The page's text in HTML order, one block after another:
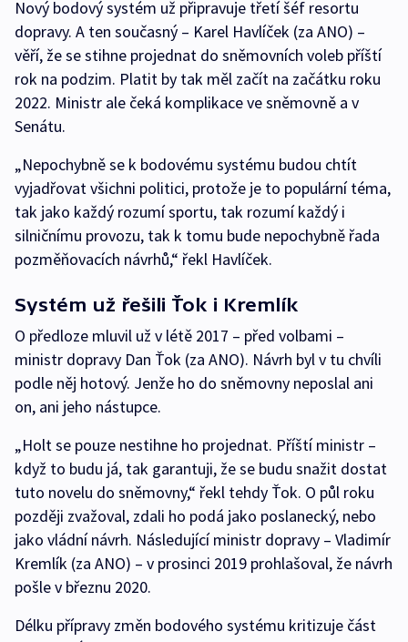
Nový bodový systém už připravuje třetí šéf resortu
dopravy. A ten současný – Karel Havlíček (za ANO) –
věří, že se stihne projednat do sněmovních voleb příští
rok na podzim. Platit by tak měl začít na začátku roku
2022. Ministr ale čeká komplikace ve sněmovně a v
Senátu.
„Nepochybně se k bodovému systému budou chtít
vyjadřovat všichni politici, protože je to populární téma,
tak jako každý rozumí sportu, tak rozumí každý i
silničnímu provozu, tak k tomu bude nepochybně řada
pozměňovacích návrhů,“ řekl Havlíček.
Systém už řešili Ťok i Kremlík
O předloze mluvil už v létě 2017 – před volbami –
ministr dopravy Dan Ťok (za ANO). Návrh byl v tu chvíli
podle něj hotový. Jenže ho do sněmovny neposlal ani
on, ani jeho nástupce.
„Holt se pouze nestihne ho projednat. Příští ministr –
když to budu já, tak garantuji, že se budu snažit dostat
tuto novelu do sněmovny,“ řekl tehdy Ťok. O půl roku
později zvažoval, zdali ho podá jako poslanecký, nebo
jako vládní návrh. Následující ministr dopravy – Vladimír
Kremlík (za ANO) – v prosinci 2019 prohlašoval, že návrh
pošle v březnu 2020.
Délku přípravy změn bodového systému kritizuje část